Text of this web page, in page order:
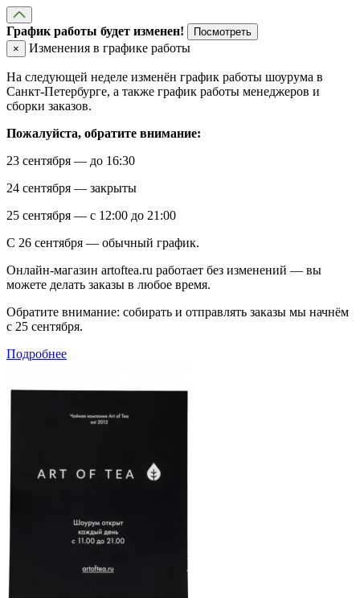
График работы будет изменен!
Посмотреть
×
Изменения в графике работы
На следующей неделе изменён график работы шоурума в
Санкт-Петербурге, а также график работы менеджеров и
сборки заказов.
Пожалуйста, обратите внимание:
23 сентября — до 16:30
24 сентября — закрыты
25 сентября — с 12:00 до 21:00
С 26 сентября — обычный график.
Онлайн-магазин artoftea.ru работает без изменений — вы
можете делать заказы в любое время.
Обратите внимание: собирать и отправлять заказы мы начнём
с 25 сентября.
Подробнее